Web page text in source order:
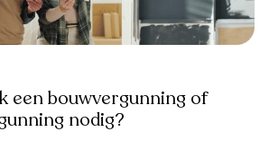
een bouwvergunning of
nodig?